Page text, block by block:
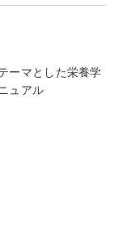
ーマとした栄養学
ュアル